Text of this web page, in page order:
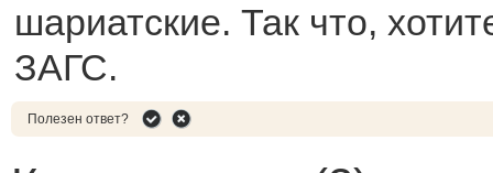
шариатские. Так что,
ЗАГС.
Полезен ответ?